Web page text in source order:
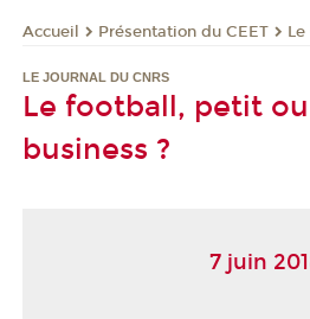
Accueil Présentation du CEET
LE JOURNAL DU CNRS
Le football, petit
business ?
7 juin